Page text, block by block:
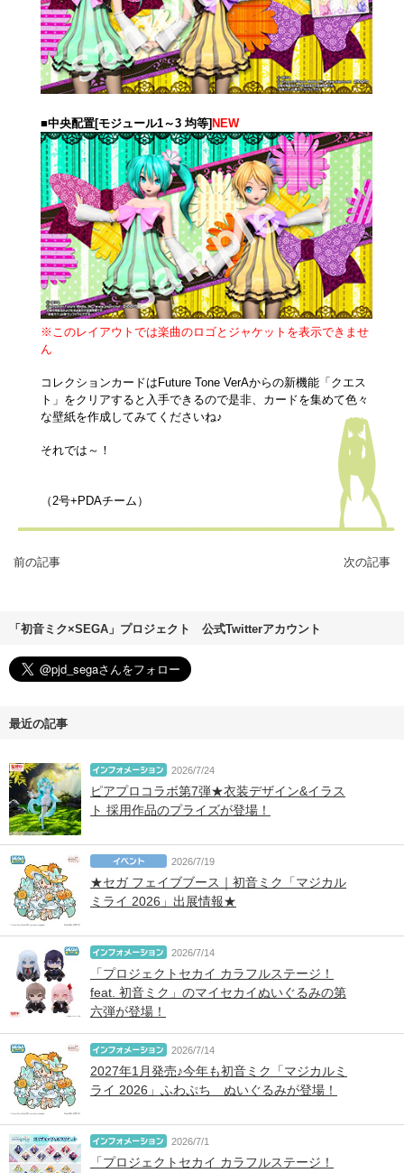
■中央配置[モジュール1～3 均等] NEW
※このレイアウトでは楽曲のロゴとジャケットを表示できませ
ん
コレクションカードはFuture Tone VerAからの新機能「クエス
ト」をクリアすると入手できるので是非、カードを集めて色々
な壁紙を作成してみてくださいね♪
それでは～！
（2号+PDAチーム）
前の記事 次の記事
「初音ミク×SEGA」プロジェクト 公式Twitterアカウント
最近の記事
2026/7/24
ピアプロコラボ第7弾★衣装デザイン&イラス
ト 採用作品のプライズが登場！
2026/7/19
★セガ フェイブブース｜初音ミク「マジカル
ミライ 2026」出展情報★
2026/7/14
「プロジェクトセカイ カラフルステージ！
feat. 初音ミク」のマイセカイぬいぐるみの第
六弾が登場！
2026/7/14
2027年1月発売♪今年も初音ミク「マジカルミ
ライ 2026」ふわぷち ぬいぐるみが登場！
2026/7/1
「プロジェクトセカイ カラフルステージ！